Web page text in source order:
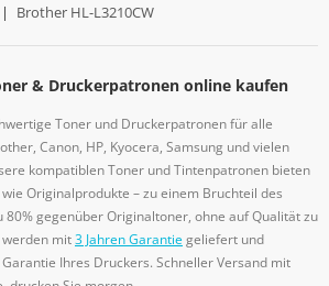
| Brother HL-L3210CW
& Druckerpatronen online kaufen
Toner und Druckerpatronen für alle
Canon, HP, Kyocera, Samsung und vielen
kompatiblen Toner und Tintenpatronen bieten
Originalprodukte – zu einem Bruchteil des
80% gegenüber Originaltoner, ohne auf Qualität zu
mit3 Jahren Garantiegeliefert und
Ihres Druckers. Schneller Versand mit